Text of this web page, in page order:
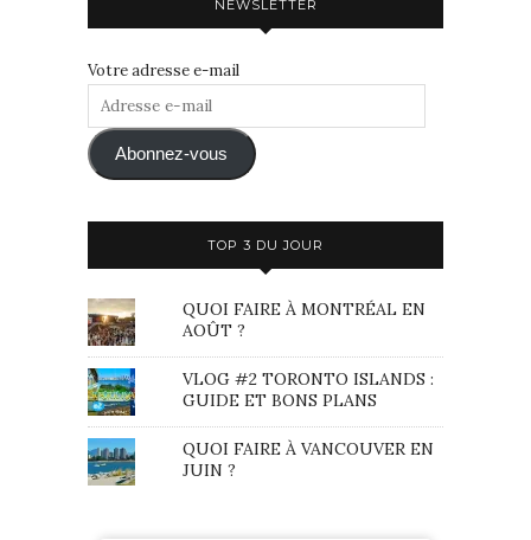
NEWSLETTER
Votre adresse e-mail
Adresse
mail Abonnez-vous
TOP 3 DU JOUR
QUOI FAIRE À MONTRÉAL EN
AOÛT ?
VLOG #2 TORONTO ISLANDS :
GUIDE ET BONS PLANS
QUOI FAIRE À VANCOUVER EN
JUIN ?